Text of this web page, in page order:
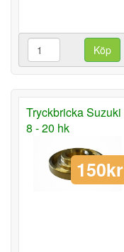
Köp
Tryckbricka Suzuki
8 - 20 hk
150kr